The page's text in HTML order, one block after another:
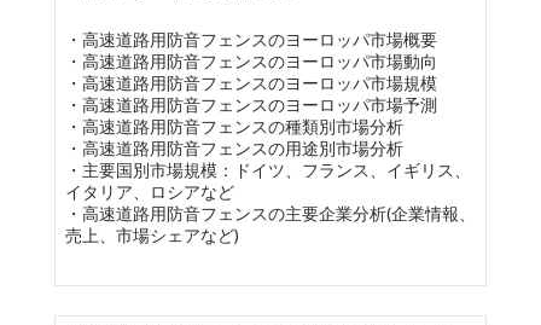
・高速道路用防音フェンスのヨーロッパ市場概要
・高速道路用防音フェンスのヨーロッパ市場動向
・高速道路用防音フェンスのヨーロッパ市場規模
・高速道路用防音フェンスのヨーロッパ市場予測
・高速道路用防音フェンスの種類別市場分析
・高速道路用防音フェンスの用途別市場分析
・主要国別市場規模：ドイツ、フランス、イギリス、
イタリア、ロシアなど
・高速道路用防音フェンスの主要企業分析(企業情報、
売上、市場シェアなど)